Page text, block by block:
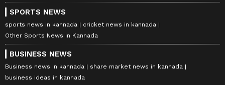
SPORTS NEWS
sports news in kannada
cricket news in kannada
Other Sports News in Kannada
BUSINESS NEWS
Business news in kannada
share market news in kannada
business ideas in kannada